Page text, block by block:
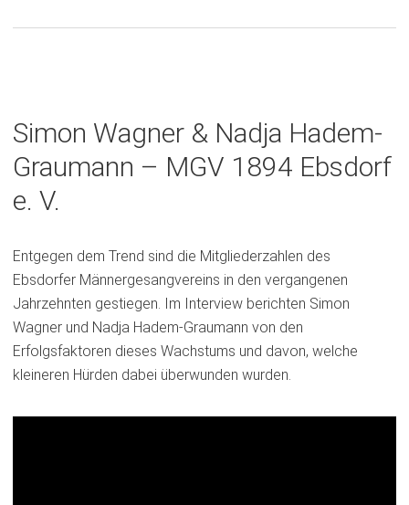
n
i
e
m
n
e
u
e
T
Simon Wagner & Nadja Hadem-
Graumann – MGV 1894 Ebsdorf
e. V.
Entgegen dem Trend sind die Mitgliederzahlen des
Ebsdorfer Männergesangvereins in den vergangenen
Jahrzehnten gestiegen. Im Interview berichten Simon
Wagner und Nadja Hadem-Graumann von den
Erfolgsfaktoren dieses Wachstums und davon, welche
kleineren Hürden dabei überwunden wurden.